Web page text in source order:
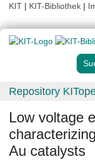
KIT | KIT-Bibliothek |
Repository
Low voltage
Au catalysts